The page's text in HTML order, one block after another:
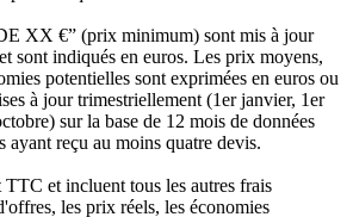
XX €” (prix minimum) sont mis à jour
sont indiqués en euros. Les prix moyens,
potentielles sont exprimées en euros ou
à jour trimestriellement (1er janvier, 1er
sur la base de 12 mois de données
ayant reçu au moins quatre devis.
et incluent tous les autres frais
les prix réels, les économies